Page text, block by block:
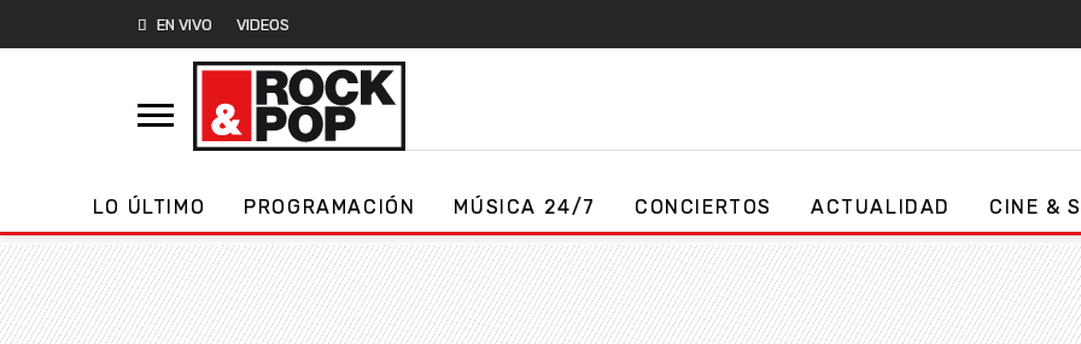
EN VIVO VIDEOS
LO ÚLTIMO PROGRAMACIÓN MÚSICA 24/7 CONCIERTOS ACTUALIDAD CINE &